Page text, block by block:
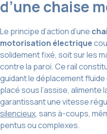
d’une chaise
Le principe d’action d’une
motorisation électrique
solidement fixé, soit sur les
contre la paroi. Ce rail
guidant le déplacement
placé sous l’assise, alimente
garantissant une vitesse
silencieux, sans à-coups,
pentus ou complexes.